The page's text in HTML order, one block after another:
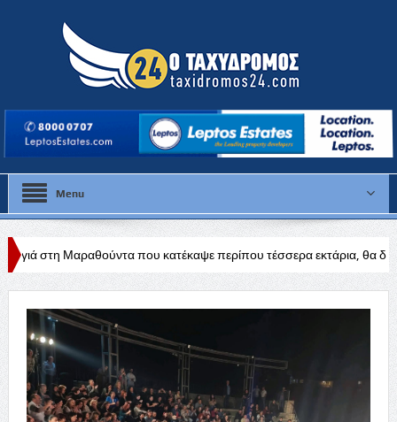
Menu
που κατέκαψε περίπου τέσσερα εκτάρια, θα διερευνηθούν τα